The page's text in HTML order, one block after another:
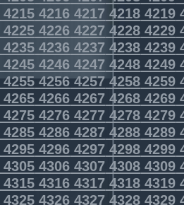
4215 4216 4217 4218 4219
4225 4226 4227 4228 4229
4235 4236 4237 4238 4239
4245 4246 4247 4248 4249
425542564257 4258 4259
4265 4266 4267 4268 4269
4275 4276 4277 4278 4279
4285 4286 4287 4288 4289
4295 4296 4297 4298 4299
4305 4306 4307 4308 4309
4315 4316 4317 4318 4319
4325 4326 4327 4328 4329